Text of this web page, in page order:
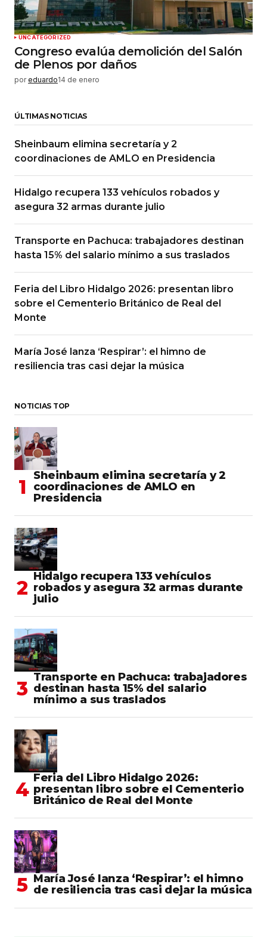
UNCATEGORIZED
Congreso evalúa demolición del Salón
de Plenos por daños
por eduardo14 de enero
ÚLTIMAS NOTICIAS
Sheinbaum elimina secretaría y 2
coordinaciones de AMLO en Presidencia
Hidalgo recupera 133 vehículos robados y
asegura 32 armas durante julio
Transporte en Pachuca: trabajadores destinan
hasta 15% del salario mínimo a sus traslados
Feria del Libro Hidalgo 2026: presentan libro
sobre el Cementerio Británico de Real del
Monte
María José lanza ‘Respirar’: el himno de
resiliencia tras casi dejar la música
NOTICIAS TOP
Sheinbaum elimina secretaría y 2
coordinaciones de AMLO en
Presidencia
Hidalgo recupera 133 vehículos
robados y asegura 32 armas durante
julio
Transporte en Pachuca: trabajadores
destinan hasta 15% del salario
mínimo a sus traslados
Feria del Libro Hidalgo 2026:
presentan libro sobre el Cementerio
Británico de Real del Monte
María José lanza ‘Respirar’: el himno
de resiliencia tras casi dejar la música